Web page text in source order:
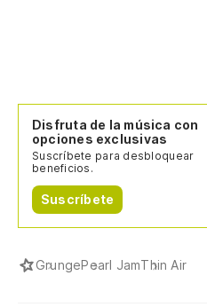
Disfruta de la música con
opciones exclusivas
Suscríbete para desbloquear
beneficios.
Suscríbete
GrungePearl JamThin Air